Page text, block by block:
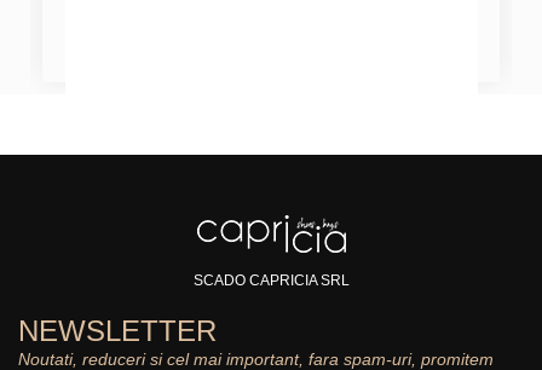
SCADO CAPRICIA SRL
NEWSLETTER
Noutati, reduceri si cel mai important, fara spam-uri, promitem